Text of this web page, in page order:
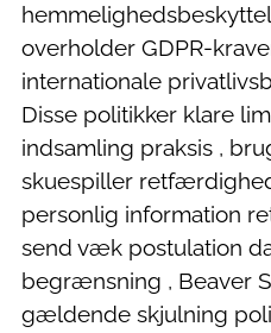
overholder GDPR-
internationale
Disse politikker klare
indsamling praksis ,
skuespiller
personlig information
send væk postulation
begrænsning , Beaver
gældende skjulning